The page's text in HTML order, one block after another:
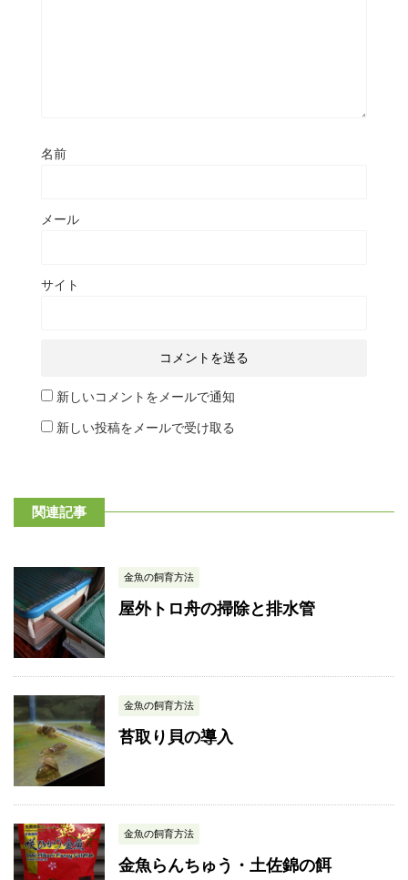
名前
メール
サイト
新しいコメントをメールで通知
新しい投稿をメールで受け取る
関連記事
金魚の飼育方法
屋外トロ舟の掃除と排水管
金魚の飼育方法
苔取り貝の導入
金魚の飼育方法
金魚らんちゅう・土佐錦の餌